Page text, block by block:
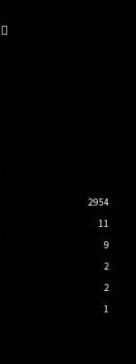
2954
11
9
2
2
1